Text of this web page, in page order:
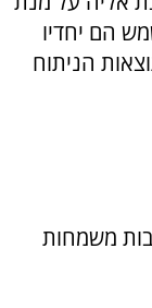
הם יחדיו
הניתוח
משמחות